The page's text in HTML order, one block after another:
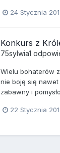
24 Stycznia
Konkurs z
75sylwia1
Wielu bohaterów
nie boję się
zabawny i
22 Stycznia